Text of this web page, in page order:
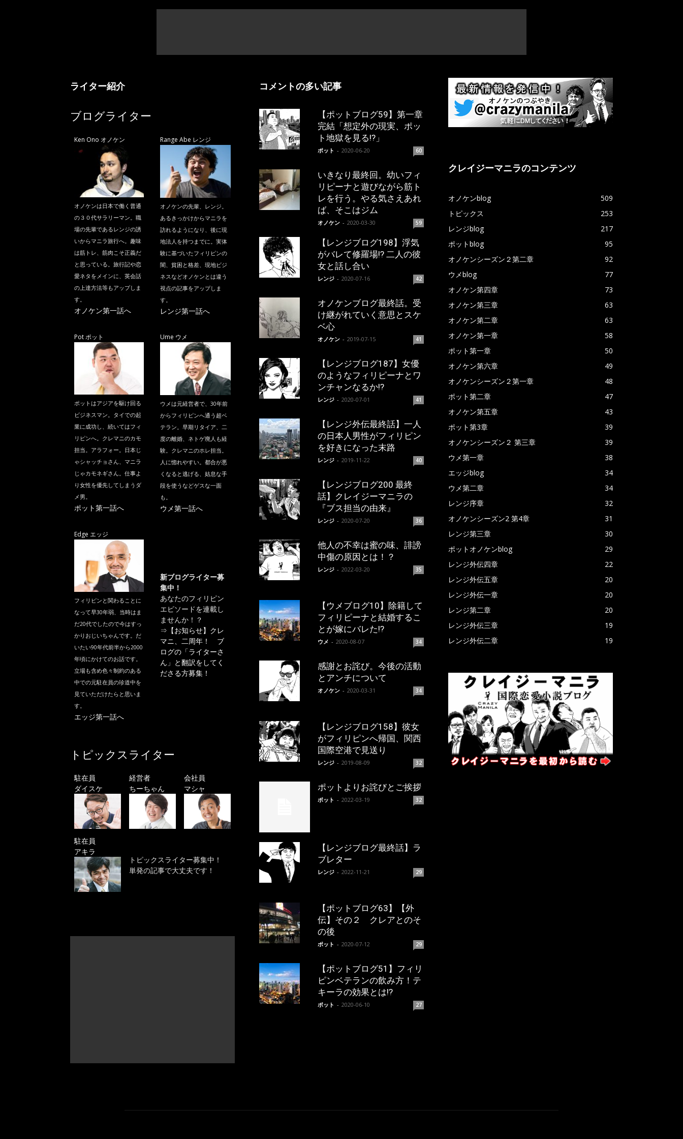
ライター紹介
ブログライター
Ken Ono オノケン
オノケンは日本で働く普通
の３０代サラリーマン。職
場の先輩であるレンジの誘
いからマニラ旅行へ。趣味
は筋トレ、筋肉こそ正義だ
と思っている。旅行記や恋
愛ネタをメインに、英会話
の上達方法等もアップしま
す。
オノケン第一話へ
Range Abe レンジ
オノケンの先輩、レンジ。
あるきっかけからマニラを
訪れるようになり、後に現
地法人を持つまでに。実体
験に基づいたフィリピンの
闇、貧困と格差、現地ビジ
ネスなどオノケンとは違う
視点の記事をアップしま
す。
レンジ第一話へ
Pot ポット
ポットはアジアを駆け回る
ビジネスマン。タイでの起
業に成功し、続いてはフィ
リピンへ。クレマニのカモ
担当。アラフォー。日本じ
ゃシャッチョさん、マニラ
じゃカモネギさん。仕事よ
り女性を優先してしまうダ
メ男。
ポット第一話へ
Ume ウメ
ウメは元経営者で、30年前
からフィリピンへ通う超ベ
テラン。早期リタイア、二
度の離婚、ネトゲ廃人も経
験。クレマニのホレ担当。
人に惚れやすい。都合が悪
くなると逃げる、姑息な手
段を使うなどゲスな一面
も。
ウメ第一話へ
Edge エッジ
フィリピンと関わることに
なって早30年弱、当時はま
だ20代でしたので今はすっ
かりおじいちゃんです。だ
いたい90年代前半から2000
年頃にかけてのお話です。
立場も含め色々制約のある
中での元駐在員の珍道中を
見ていただけたらと思いま
す。
エッジ第一話へ
新ブログライター募
集中！
あなたのフィリピン
エピソードを連載し
ませんか！？
⇒ 【お知らせ】クレ
マニ、二周年！ ブ
ログの「ライターさ
ん」と翻訳をしてく
ださる方募集！
トピックスライター
駐在員
ダイスケ
経営者
ちーちゃん
会社員
マシャ
駐在員
アキラ
トピックスライター募集中！
単発の記事で大丈夫です！
コメントの多い記事
【ポットブログ59】第一章
完結「想定外の現実、ポッ
ト地獄を見る!?」
ポット - 2020-06-20 60
いきなり最終回。幼いフィ
リピーナと遊びながら筋ト
レを行う。やる気さえあれ
ば、そこはジム
オノケン - 2020-03-30 59
【レンジブログ198】浮気
がバレて修羅場!? 二人の彼
女と話し合い
レンジ - 2020-07-16 42
オノケンブログ最終話。受
け継がれていく意思とスケ
ベ心
オノケン - 2019-07-15 41
【レンジブログ187】女優
のようなフィリピーナとワ
ンチャンなるか!?
レンジ - 2020-07-01 41
【レンジ外伝最終話】一人
の日本人男性がフィリピン
を好きになった末路
レンジ - 2019-11-22 40
【レンジブログ200 最終
話】クレイジーマニラの
『ブス担当の由来』
レンジ - 2020-07-20 36
他人の不幸は蜜の味、誹謗
中傷の原因とは！？
レンジ - 2022-03-20 35
【ウメブログ10】除籍して
フィリピーナと結婚するこ
とが嫁にバレた!?
ウメ - 2020-08-07 34
感謝とお詫び。今後の活動
とアンチについて
オノケン - 2020-03-31 34
【レンジブログ158】彼女
がフィリピンへ帰国、関西
国際空港で見送り
レンジ - 2019-08-09 32
ポットよりお詫びとご挨拶
ポット - 2022-03-19 32
【レンジブログ最終話】ラ
ブレター
レンジ - 2022-11-21 29
【ポットブログ63】【外
伝】その２ クレアとのそ
の後
ポット - 2020-07-12 29
【ポットブログ51】フィリ
ピンベテランの飲み方！テ
キーラの効果とは!?
ポット - 2020-06-10 27
クレイジーマニラのコンテンツ
オノケンblog
509
トピックス
253
レンジblog
217
ポットblog
95
オノケンシーズン２第二章
92
ウメblog
77
オノケン第四章
73
オノケン第三章
63
オノケン第二章
63
オノケン第一章
58
ポット第一章
50
オノケン第六章
49
オノケンシーズン２第一章
48
ポット第二章
47
オノケン第五章
43
ポット第3章
39
オノケンシーズン２ 第三章
39
ウメ第一章
38
エッジblog
34
ウメ第二章
34
レンジ序章
32
オノケンシーズン2 第4章
31
レンジ第三章
30
ポットオノケンblog
29
レンジ外伝四章
22
レンジ外伝五章
20
レンジ外伝一章
20
レンジ第二章
20
レンジ外伝三章
19
レンジ外伝二章
19